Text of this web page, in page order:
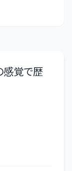
感覚で歴